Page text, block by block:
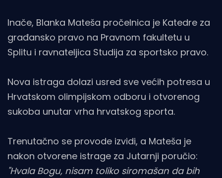
Inače, Blanka Mateša pročelnica je Katedre za
građansko pravo na Pravnom fakultetu u
Splitu i ravnateljica Studija za sportsko pravo.
Nova istraga dolazi usred sve većih potresa u
Hrvatskom olimpijskom odboru i otvorenog
sukoba unutar vrha hrvatskog sporta.
Trenutačno se provode izvidi, a Mateša je
nakon otvorene istrage za Jutarnji poručio:
"Hvala Bogu, nisam toliko siromašan da bih